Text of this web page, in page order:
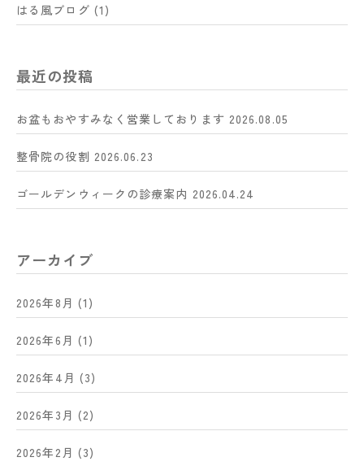
はる風ブログ (1)
最近の投稿
お盆もおやすみなく営業しております 2026.08.05
整骨院の役割 2026.06.23
ゴールデンウィークの診療案内 2026.04.24
アーカイブ
2026年8月 (1)
2026年6月 (1)
2026年4月 (3)
2026年3月 (2)
2026年2月 (3)